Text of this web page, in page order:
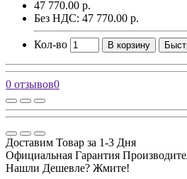
47 770.00 р.
Без НДС: 47 770.00 р.
Кол-во В корзину
0 отзывов0
Доставим Товар за 1-3 Дня
Официальная Гарантия
Нашли Дешевле? Жмите!